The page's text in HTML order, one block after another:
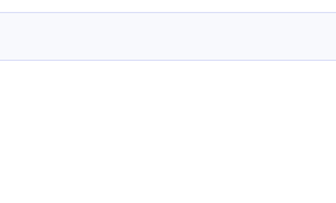
content